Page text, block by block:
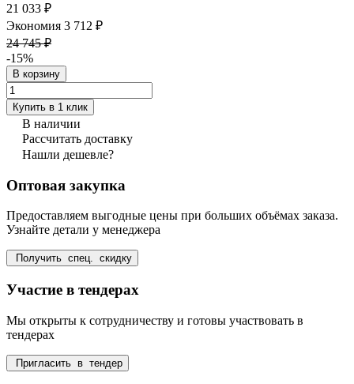
21 033 ₽
Экономия 3 712 ₽
24 745 ₽
-15%
В корзину
Купить в 1 клик
В наличии
Рассчитать доставку
Нашли дешевле?
Оптовая закупка
Предоставляем выгодные цены при больших объёмах заказа.
Узнайте детали у менеджера
Получить спец. скидку
Участие в тендерах
Мы открыты к сотрудничеству и готовы участвовать в
тендерах
Пригласить в тендер